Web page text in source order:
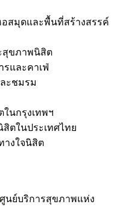
สมุดและพื้นที่สร้างสรรค์
สุขภาพนิสิต
รและคาเฟ่
ะชมรม
นกรุงเทพฯ
สิตในประเทศไทย
างใจนิสิต
ศูนย์บริการสุขภาพแห่ง